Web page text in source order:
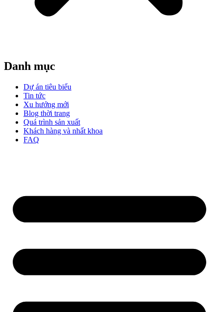
Danh mục
Dự án tiêu biểu
Tin tức
Xu hướng mới
Blog thời trang
Quá trình sản xuất
Khách hàng và nhất khoa
FAQ